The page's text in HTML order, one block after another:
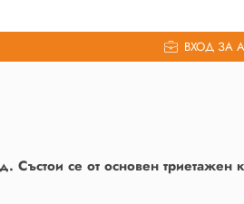
ВХОД ЗА
Състои се от основен